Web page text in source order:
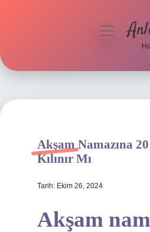
Hakkımızda
menüyü
Akşam Namazına
Kılınır Mı
Tarih: Ekim 26, 2024
Akşam